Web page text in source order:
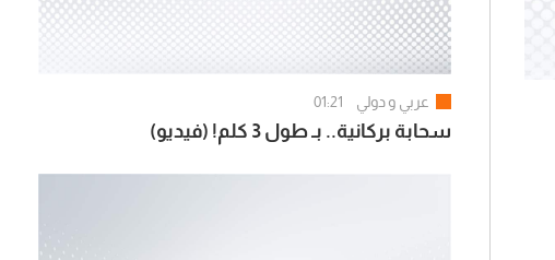
عربي و دولي 01:21
سحابة بركانية.. بـ طول 3 كلم! (فيديو)